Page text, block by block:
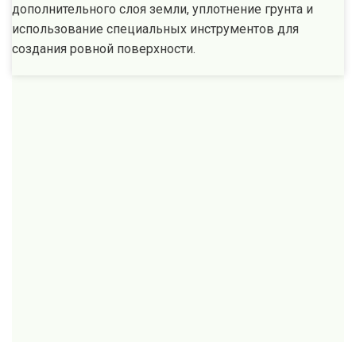
дополнительного слоя земли, уплотнение грунта и
использование специальных инструментов для
создания ровной поверхности.